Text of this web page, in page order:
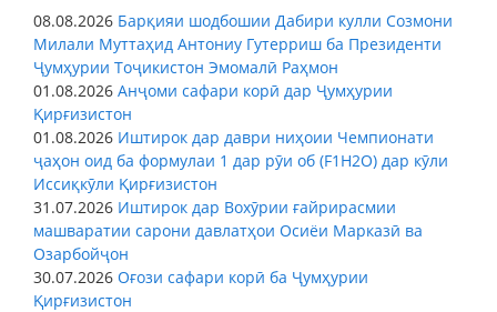
08.08.2026 Барқияи шодбошии Дабири кулли Созмони
Милали Муттаҳид Антониу Гутерриш ба Президенти
Ҷумҳурии Тоҷикистон Эмомалӣ Раҳмон
01.08.2026 Анҷоми сафари корӣ дар Ҷумҳурии
Қирғизистон
01.08.2026 Иштирок дар даври ниҳоии Чемпионати
ҷаҳон оид ба формулаи 1 дар рӯи об (F1H2O) дар кӯли
Иссиқкӯли Қирғизистон
31.07.2026 Иштирок дар Вохӯрии ғайрирасмии
машваратии сарони давлатҳои Осиёи Марказӣ ва
Озарбойҷон
30.07.2026 Оғози сафари корӣ ба Ҷумҳурии
Қирғизистон